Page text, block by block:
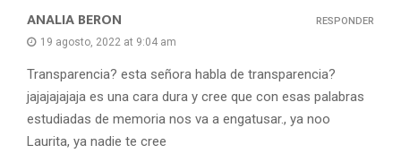
ANALIA BERON
19 agosto, 2022 at 9:04 am
Transparencia? esta señora habla de transparencia?
jajajajajaja es una cara dura y cree que con esas palabras
estudiadas de memoria nos va a engatusar., ya noo
Laurita, ya nadie te cree
RESPONDER